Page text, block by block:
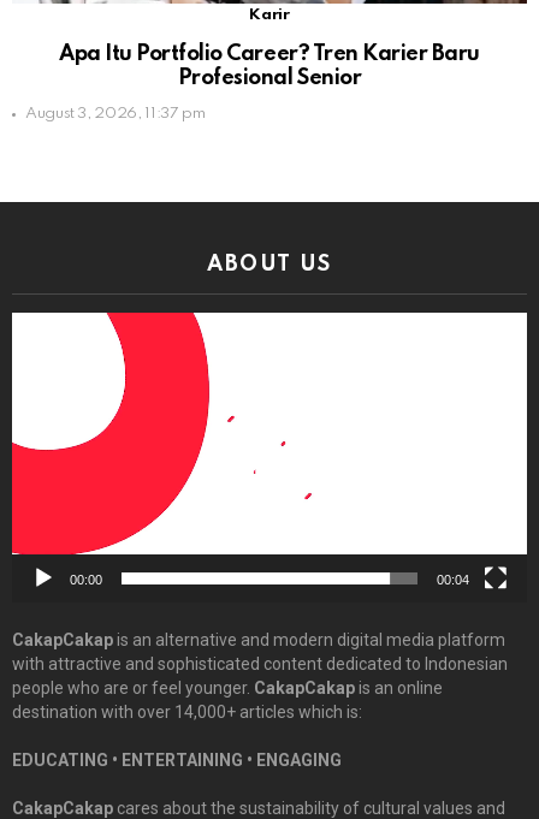
Karir
Apa Itu Portfolio Career? Tren Karier Baru
Profesional Senior
August 3, 2026, 11:37 pm
ABOUT US
00:00 00:04
CakapCakapis an alternative and modern digital media platform
with attractive and sophisticated content dedicated to Indonesian
people who are or feel younger. CakapCakapis an online
destination with over 14,000+ articles which is:
EDUCATING • ENTERTAINING • ENGAGING
CakapCakap cares about the sustainability of cultural values and